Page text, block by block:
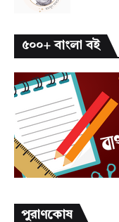
৫০০+ বাংলা বই
পুরাণকোষ